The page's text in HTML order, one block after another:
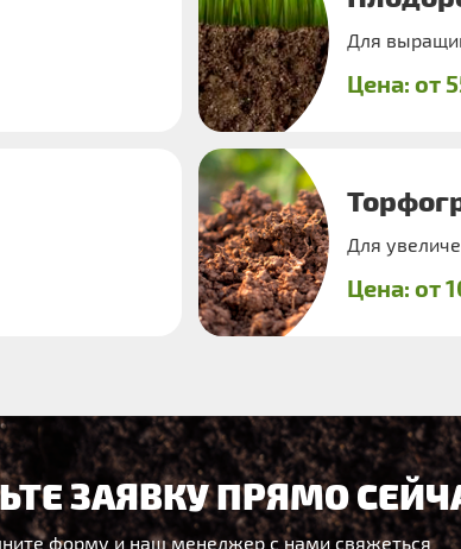
Для
Цена: от
Для
Цена: от
ЗАЯВКУ ПРЯМО
форму и наш менеджер с нами свяжеться